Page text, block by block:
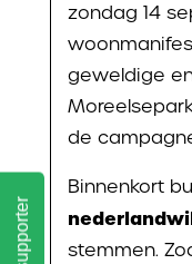
zondag 14
geweldige
de
Binnenkort
stemmen.